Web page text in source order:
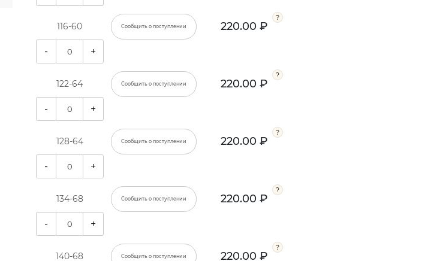
116-60 Сообщить о поступлении 220.00 ₽
- +
122-64 Сообщить о поступлении 220.00 ₽
- +
128-64 Сообщить о поступлении 220.00 ₽
- +
134-68 Сообщить о поступлении 220.00 ₽
- +
140-68 Сообщить о поступлении 220.00 ₽